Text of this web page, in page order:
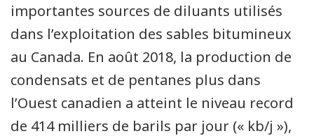
importantes sources de diluants utilisés
dans l’exploitation des sables bitumineux
au Canada. En août 2018, la production de
condensats et de pentanes plus dans
l’Ouest canadien a atteint le niveau record
de 414 milliers de barils par jour (« kb/j »),